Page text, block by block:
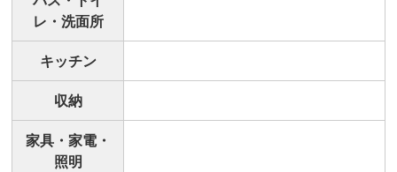
レ・洗面所
キッチン
収納
家具・家電・
照明